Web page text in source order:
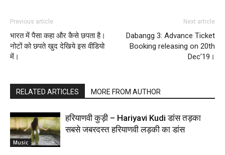
Previous article
भारत में पैसा कहा और कैसे छपता है।
नोटों को छपते खुद देखिये इस वीडियो
में।
Next article
Dabangg 3: Advance Ticket
Booking releasing on 20th
Dec’19।
RELATED ARTICLES MORE FROM AUTHOR
Music
हरियाणवी कुड़ी – Hariyavi Kudi डांस तड़का
सबसे जबरदस्त हरियाणवी लड़की का डांस